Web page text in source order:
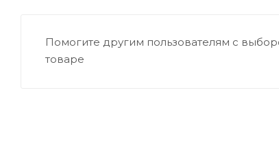
Помогите другим пользователям с
товаре